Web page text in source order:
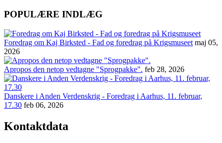
POPULÆRE INDLÆG
Foredrag om Kaj Birksted - Fad og foredrag på Krigsmuseet maj 05,
2026
Apropos den netop vedtagne "Sprogpakke". feb 28, 2026
Danskere i Anden Verdenskrig - Foredrag i Aarhus, 11. februar,
17.30 feb 06, 2026
Kontaktdata